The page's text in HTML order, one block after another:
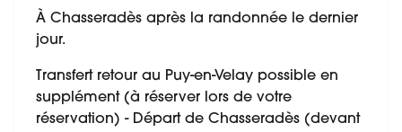
À Chasseradès après la randonnée le dernier
jour.
Transfert retour au Puy-en-Velay possible en
supplément (à réserver lors de votre
réservation) - Départ de Chasseradès (devant